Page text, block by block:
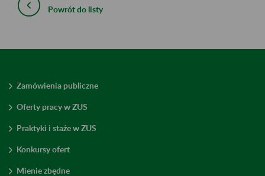
Powrót do listy
Zamówienia publiczne
Oferty pracy w ZUS
Praktyki i staże w ZUS
Konkursy ofert
Mienie zbędne